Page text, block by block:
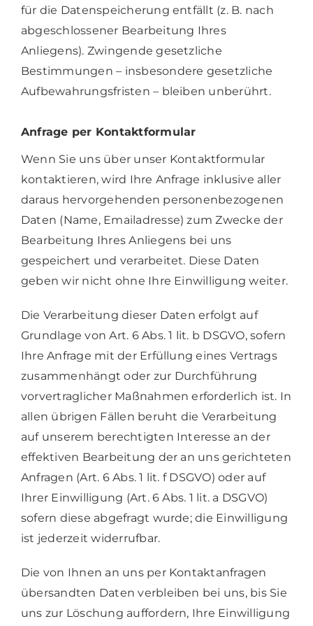
für die Datenspeicherung entfällt (z. B. nach
abgeschlossener Bearbeitung Ihres
Anliegens). Zwingende gesetzliche
Bestimmungen – insbesondere gesetzliche
Aufbewahrungsfristen – bleiben unberührt.
Anfrage per Kontaktformular
Wenn Sie uns über unser Kontaktformular
kontaktieren, wird Ihre Anfrage inklusive aller
daraus hervorgehenden personenbezogenen
Daten (Name, Emailadresse) zum Zwecke der
Bearbeitung Ihres Anliegens bei uns
gespeichert und verarbeitet. Diese Daten
geben wir nicht ohne Ihre Einwilligung weiter.
Die Verarbeitung dieser Daten erfolgt auf
Grundlage von Art. 6 Abs. 1 lit. b DSGVO, sofern
Ihre Anfrage mit der Erfüllung eines Vertrags
zusammenhängt oder zur Durchführung
vorvertraglicher Maßnahmen erforderlich ist. In
allen übrigen Fällen beruht die Verarbeitung
auf unserem berechtigten Interesse an der
effektiven Bearbeitung der an uns gerichteten
Anfragen (Art. 6 Abs. 1 lit. f DSGVO) oder auf
Ihrer Einwilligung (Art. 6 Abs. 1 lit. a DSGVO)
sofern diese abgefragt wurde; die Einwilligung
ist jederzeit widerrufbar.
Die von Ihnen an uns per Kontaktanfragen
übersandten Daten verbleiben bei uns, bis Sie
uns zur Löschung auffordern, Ihre Einwilligung